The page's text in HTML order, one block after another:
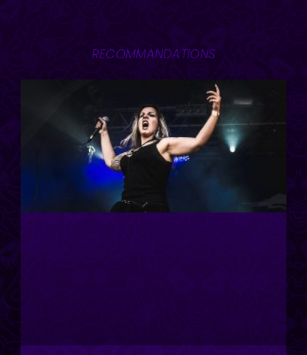
RECOMMANDATIONS